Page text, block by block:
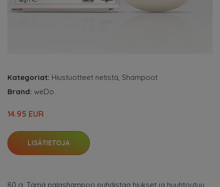
Kategoriat: Hiustuotteet netistä, Shampoot
Brand: weDo
14.95 EUR
LISÄTIETOJA
80 g, Tämä palashampoo puhdistaa hiukset ja huuhtoutuu